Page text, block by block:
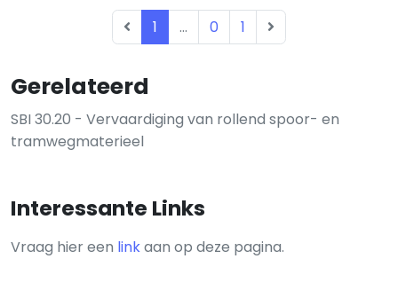
Gerelateerd
SBI 30.20 - Vervaardiging van rollend spoor- en
tramwegmaterieel
Interessante Links
Vraag hier een linkaan op deze pagina.
1 ... 0 1